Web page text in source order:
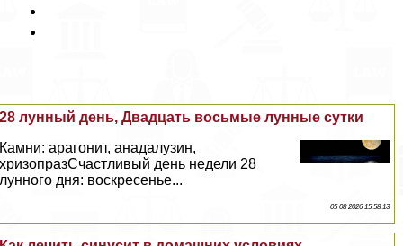
28 лунный день, Двадцать восьмые лунные сутки
Камни: арагонит, анадалузин,
хризопразСчастливый день недели 28
лунного дня: воскресенье...
05 08 2026 15:58:13